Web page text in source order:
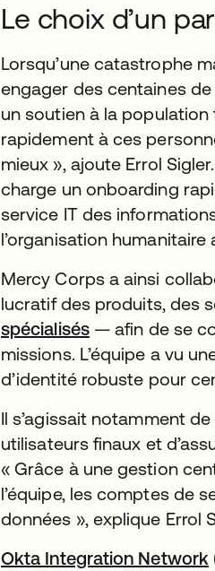
Le choix d’un
Lorsqu’une catastrophe
engager des centaines
un soutien à la population
rapidement à ces
mieux », ajoute Errol
charge un onboarding
service IT des
l’organisation humanitaire
Mercy Corps a ainsi
lucratif des produits, des
spécialisés— afin de se
missions. L’équipe a vu
d’identité robuste pour
Il s’agissait notamment
utilisateurs finaux et
« Grâce à une gestion
l’équipe, les comptes de
données », explique Errol
Okta Integration Network